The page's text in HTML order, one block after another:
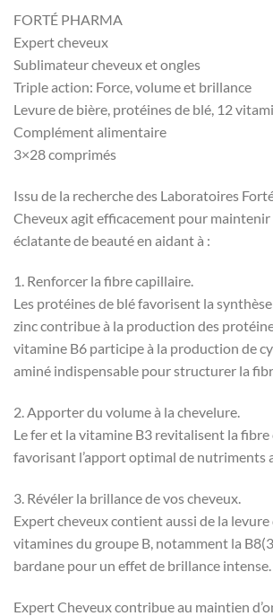
FORTÉ PHARMA
Expert cheveux
Sublimateur cheveux et ongles
Triple action: Force, volume et brillance
Levure de bière, protéines de blé, 12
Complément alimentaire
3×28 comprimés
Issu de la recherche des Laboratoires
Cheveux agit efficacement pour
éclatante de beauté en aidant à :
1. Renforcer la fibre capillaire.
Les protéines de blé favorisent la
zinc contribue à la production des
vitamine B6 participe à la production de
aminé indispensable pour structurer la
2. Apporter du volume à la chevelure.
Le fer et la vitamine B3 revitalisent la fibre
favorisant l’apport optimal de nutriments
3. Révéler la brillance de vos cheveux.
Expert cheveux contient aussi de la levure
vitamines du groupe B, notamment la
bardane pour un effet de brillance intense.
Expert Cheveux contribue au maintien